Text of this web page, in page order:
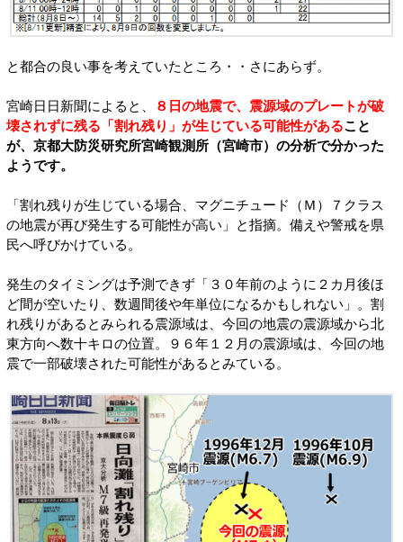
と都合の良い事を考えていたところ・・さにあらず。
宮崎日日新聞によると、
８日の地震で、震源域のプレートが破
壊されずに残る「割れ残り」が生じている可能性があること
が、京都大防災研究所宮崎観測所（宮崎市）の分析で分かった
ようです。
「割れ残りが生じている場合、マグニチュード（Ｍ）７クラス
の地震が再び発生する可能性が高い」と指摘。備えや警戒を県
民へ呼びかけている。
発生のタイミングは予測できず「３０年前のように２カ月後ほ
ど間が空いたり、数週間後や年単位になるかもしれない」。割
れ残りがあるとみられる震源域は、今回の地震の震源域から北
東方向へ数十キロの位置。９６年１２月の震源域は、今回の地
震で一部破壊された可能性があるとみている。